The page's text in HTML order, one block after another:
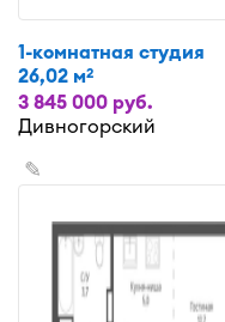
1-комнатная студия
26,02 м2
3 845 000 руб.
Дивногорский
✎